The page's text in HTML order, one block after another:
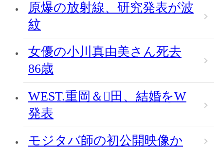
原爆の放射線、研究発表が波
紋
女優の小川真由美さん死去
86歳
WEST.重岡＆田、結婚をW
発表
モジタバ師の初公開映像か